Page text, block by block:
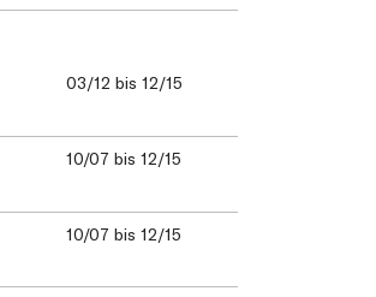
03/12 bis 12/15
10/07 bis 12/15
10/07 bis 12/15